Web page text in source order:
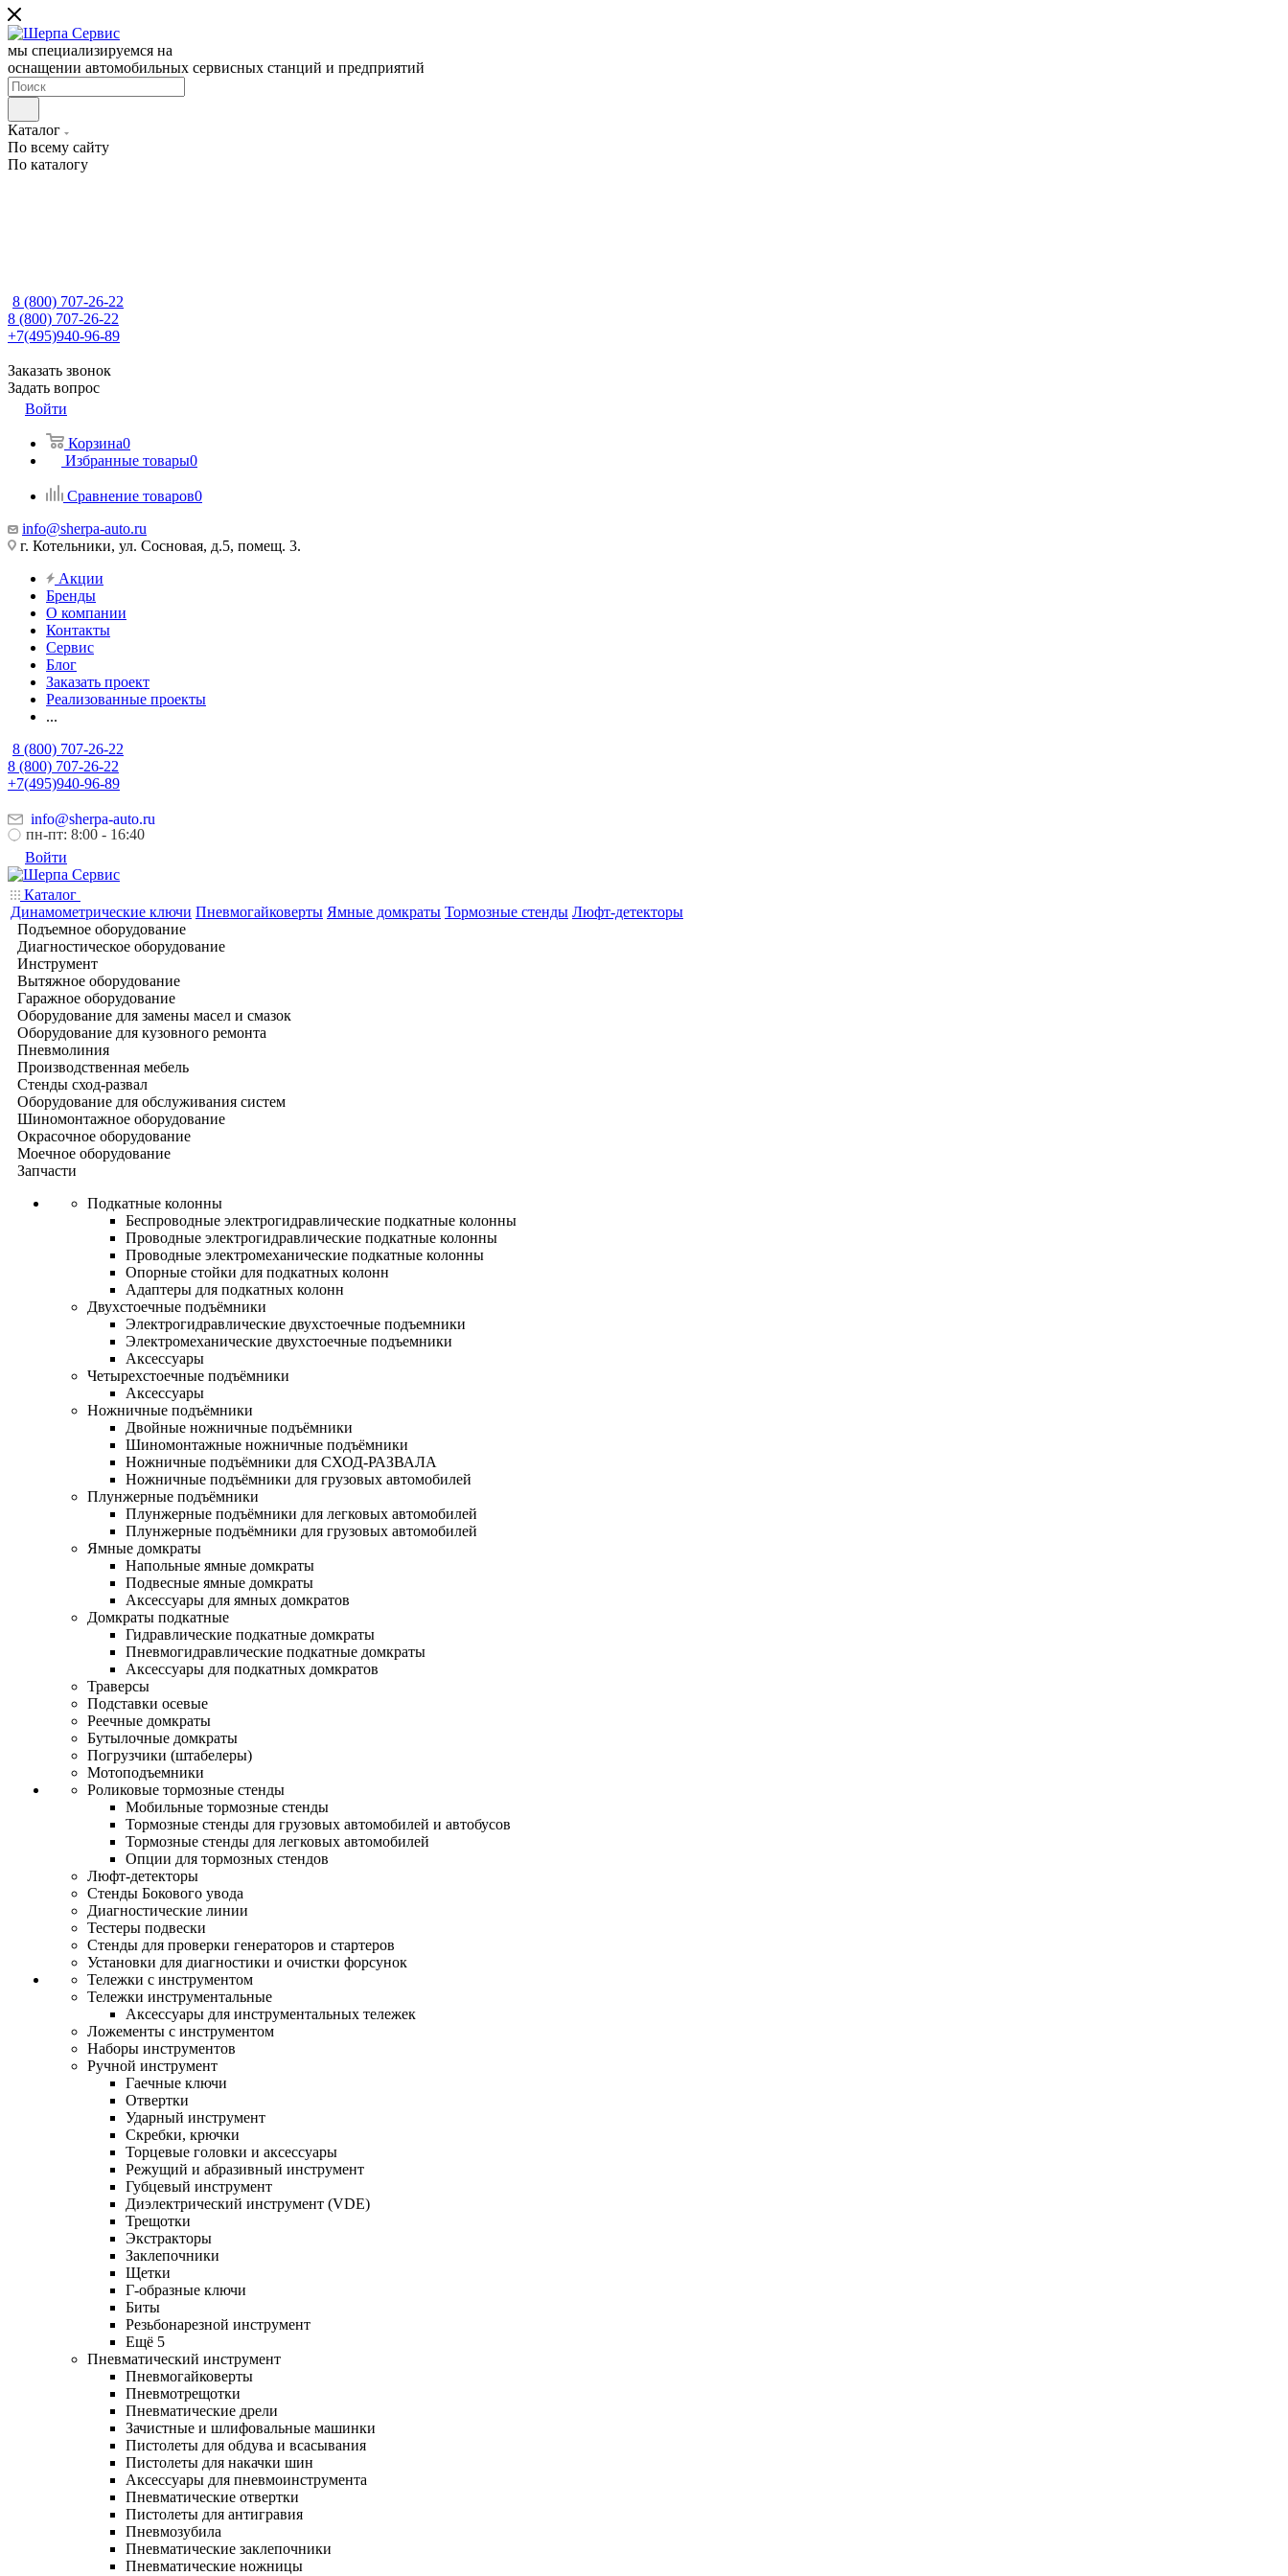
мы специализируемся на
оснащении автомобильных сервисных станций и предприятий
Каталог
По всему сайту
По каталогу
8 (800) 707-26-22
8 (800) 707-26-22
+7(495)940-96-89
Заказать звонок
Задать вопрос
Войти
Корзина0
Избранные товары0
Сравнение товаров0
info@sherpa-auto.ru
г. Котельники, ул. Сосновая, д.5, помещ. 3.
Акции
Бренды
О компании
Контакты
Сервис
Блог
Заказать проект
Реализованные проекты
...
8 (800) 707-26-22
8 (800) 707-26-22
+7(495)940-96-89
info@sherpa-auto.ru
пн-пт: 8:00 - 16:40
Войти
Каталог
Динамометрические ключи Пневмогайковерты Ямные домкраты Тормозные стенды Люфт-детекторы
Подъемное оборудование
Диагностическое оборудование
Инструмент
Вытяжное оборудование
Гаражное оборудование
Оборудование для замены масел и смазок
Оборудование для кузовного ремонта
Пневмолиния
Производственная мебель
Стенды сход-развал
Оборудование для обслуживания систем
Шиномонтажное оборудование
Окрасочное оборудование
Моечное оборудование
Запчасти
Подкатные колонны
Беспроводные электрогидравлические подкатные колонны
Проводные электрогидравлические подкатные колонны
Проводные электромеханические подкатные колонны
Опорные стойки для подкатных колонн
Адаптеры для подкатных колонн
Двухстоечные подъёмники
Электрогидравлические двухстоечные подъемники
Электромеханические двухстоечные подъемники
Аксессуары
Четырехстоечные подъёмники
Аксессуары
Ножничные подъёмники
Двойные ножничные подъёмники
Шиномонтажные ножничные подъёмники
Ножничные подъёмники для СХОД-РАЗВАЛА
Ножничные подъёмники для грузовых автомобилей
Плунжерные подъёмники
Плунжерные подъёмники для легковых автомобилей
Плунжерные подъёмники для грузовых автомобилей
Ямные домкраты
Напольные ямные домкраты
Подвесные ямные домкраты
Аксессуары для ямных домкратов
Домкраты подкатные
Гидравлические подкатные домкраты
Пневмогидравлические подкатные домкраты
Аксессуары для подкатных домкратов
Траверсы
Подставки осевые
Реечные домкраты
Бутылочные домкраты
Погрузчики (штабелеры)
Мотоподъемники
Роликовые тормозные стенды
Мобильные тормозные стенды
Тормозные стенды для грузовых автомобилей и автобусов
Тормозные стенды для легковых автомобилей
Опции для тормозных стендов
Люфт-детекторы
Стенды Бокового увода
Диагностические линии
Тестеры подвески
Стенды для проверки генераторов и стартеров
Установки для диагностики и очистки форсунок
Тележки с инструментом
Тележки инструментальные
Аксессуары для инструментальных тележек
Ложементы с инструментом
Наборы инструментов
Ручной инструмент
Гаечные ключи
Отвертки
Ударный инструмент
Скребки, крючки
Торцевые головки и аксессуары
Режущий и абразивный инструмент
Губцевый инструмент
Диэлектрический инструмент (VDE)
Трещотки
Экстракторы
Заклепочники
Щетки
Г-образные ключи
Биты
Резьбонарезной инструмент
Ещё 5
Пневматический инструмент
Пневмогайковерты
Пневмотрещотки
Пневматические дрели
Зачистные и шлифовальные машинки
Пистолеты для обдува и всасывания
Пистолеты для накачки шин
Аксессуары для пневмоинструмента
Пневматические отвертки
Пистолеты для антигравия
Пневмозубила
Пневматические заклепочники
Пневматические ножницы